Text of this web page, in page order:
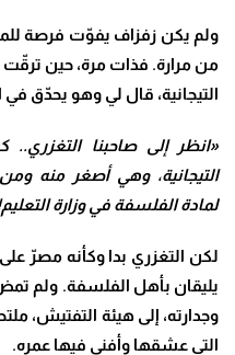
ولم يكن زفزاف يفوّت فرصة
من مرارة. فذات مرة، حين ترقّت
التيجانية، قال لي وهو يحدّق في
«انظر إلى صاحبنا
التيجانية، وهي أصغر منه
لمادة الفلسفة في وزارة
لكن التغزري بدا وكأنه مصرّ
يليقان بأهل الفلسفة. ولم
وجدارته، إلى هيئة التفتيش،
التي عشقها وأفنى فيها عمره.